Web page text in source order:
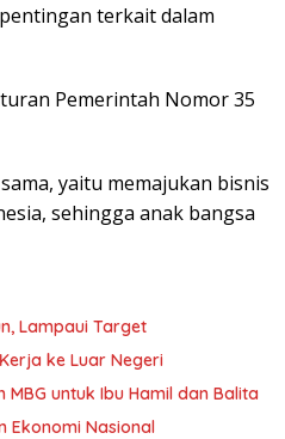
terkait dalam
Pemerintah Nomor 35
yaitu memajukan bisnis
sehingga anak bangsa
Lampaui Target
ke Luar Negeri
untuk Ibu Hamil dan Balita
Ekonomi Nasional